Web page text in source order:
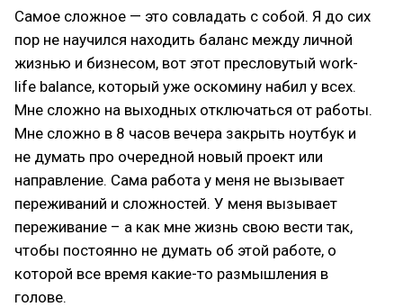
Самое сложное — это совладать с собой. Я до сих
пор не научился находить баланс между личной
жизнью и бизнесом, вот этот пресловутый work-
life balance, который уже оскомину набил у всех.
Мне сложно на выходных отключаться от работы.
Мне сложно в 8 часов вечера закрыть ноутбук и
не думать про очередной новый проект или
направление. Сама работа у меня не вызывает
переживаний и сложностей. У меня вызывает
переживание – а как мне жизнь свою вести так,
чтобы постоянно не думать об этой работе, о
которой все время какие-то размышления в
голове.